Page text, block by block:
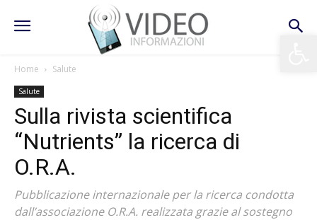
Home Salute
Salute
Sulla rivista scientifica
“Nutrients” la ricerca di
O.R.A.
Pubblicazione internazionale per la ricerca condotta
dall’associazione O.R.A. realizzata grazie al sostegno